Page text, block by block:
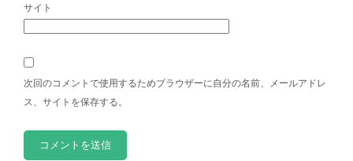
サイト
次回のコメントで使用するためブラウザーに自分の名前、メールアドレ
ス、サイトを保存する。